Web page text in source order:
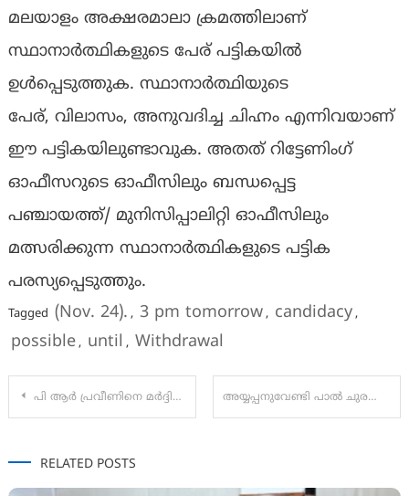
മലയാളം അക്ഷരമാലാ ക്രമത്തിലാണ്
സ്ഥാനാർത്ഥികളുടെ പേര് പട്ടികയിൽ
ഉൾപ്പെടുത്തുക. സ്ഥാനാർത്ഥിയുടെ
പേര്, വിലാസം, അനുവദിച്ച ചിഹ്നം എന്നിവയാണ്
ഈ പട്ടികയിലുണ്ടാവുക. അതത് റിട്ടേണിംഗ്
ഓഫീസറുടെ ഓഫീസിലും ബന്ധപ്പെട്ട
പഞ്ചായത്ത്/ മുനിസിപ്പാലിറ്റി ഓഫീസിലും
മത്സരിക്കുന്ന സ്ഥാനാർത്ഥികളുടെ പട്ടിക
പരസ്യപ്പെടുത്തും.
Tagged (Nov. 24). , 3 pm tomorrow, candidacy,
possible, until , Withdrawal
Post
പി ആർ പ്രവീണിനെ മർദ്ദിച്ചതിൽ പ്രതിഷേധം:KUWJ അയ്യപ്പനുവേണ്ടി പാല്‍ ചുരത്തുകയാണ് ഗോശാലയിലെ പശുക്കൾ
RELATED POSTS